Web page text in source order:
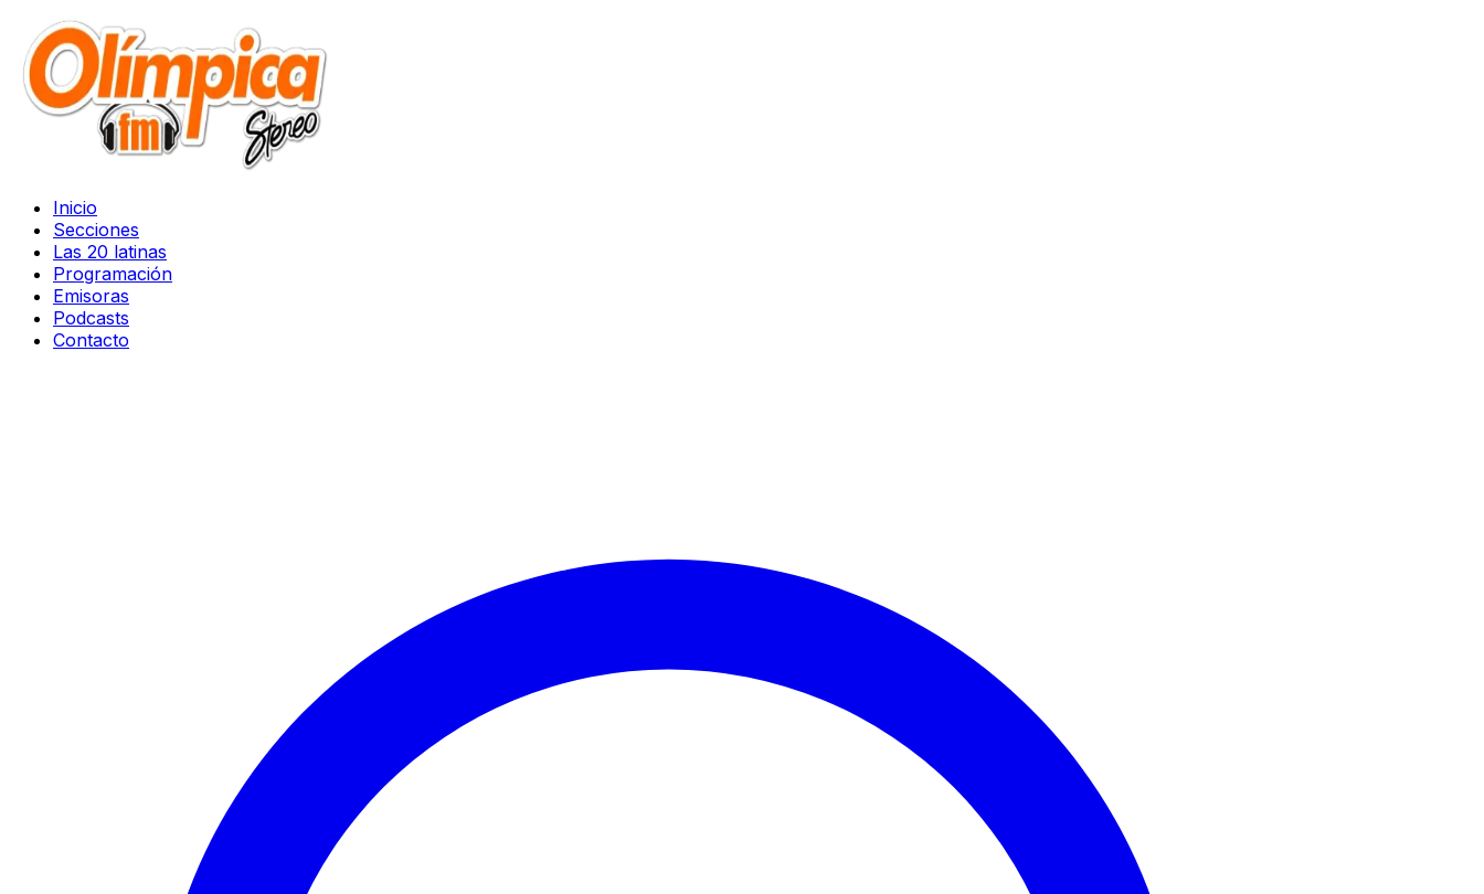
Inicio
Secciones
Las 20 latinas
Programación
Emisoras
Podcasts
Contacto